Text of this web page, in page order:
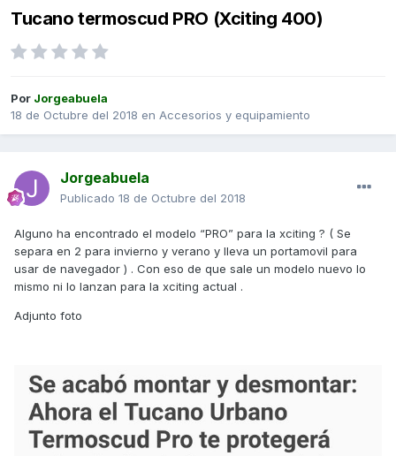
Tucano termoscud PRO (Xciting 400)
Por Jorgeabuela
18 de Octubre del 2018 en Accesorios y equipamiento
Jorgeabuela
Publicado 18 de Octubre del 2018
Alguno ha encontrado el modelo “PRO” para la xciting ? ( Se
separa en 2 para invierno y verano y lleva un portamovil para
usar de navegador ) . Con eso de que sale un modelo nuevo lo
mismo ni lo lanzan para la xciting actual .
Adjunto foto